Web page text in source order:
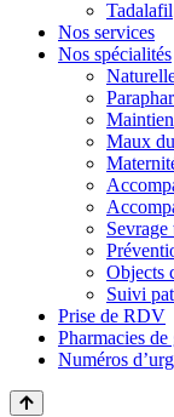
Tadalafil
Nos services
Nos spécialités
Maux
Sevrage
Objects
Suivi
Prise de RDV
Pharmacies de
Numéros